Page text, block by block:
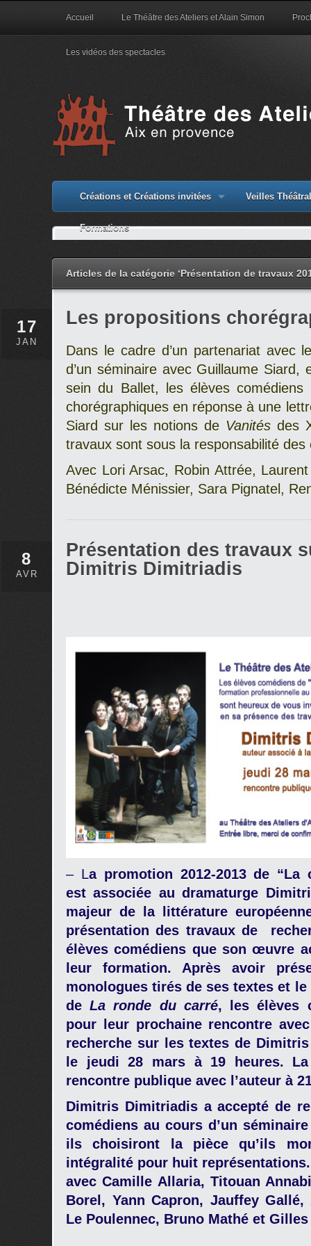
Accueil Le Théâtre des Ateliers et Alain Simon
Les vidéos des spectacles
Créations et Créations invitées Veilles
Formations
Articles de la catégorie ‘Présentation de travaux
17
JAN
Les propositions
Dans le cadre d’un partenariat avec
d’un séminaire avec Guillaume
sein du Ballet, les élèves comédiens
chorégraphiques en réponse à une
Siard sur les notions de Vanités des
travaux sont sous la responsabilité des
Avec Lori Arsac, Robin Attrée,
Bénédicte Ménissier, Sara Pignatel,
8
AVR
Présentation des travaux
Dimitris Dimitriadis
– La promotion 2012-2013 de “La
est associée au dramaturge
majeur de la littérature
présentation des travaux de
élèves comédiens que son œuvre
leur formation. Après avoir
monologues tirés de ses textes et
deLa ronde du carré, les élèves
pour leur prochaine rencontre
recherche sur les textes de
le jeudi 28 mars à 19 heures.
rencontre publique avec l’auteur à
Dimitris Dimitriadis a accepté de
comédiens au cours d’un
ils choisiront la pièce qu’ils
intégralité pour huit représentations.
avec Camille Allaria, Titouan
Borel, Yann Capron, Jauffey Gallé,
Le Poulennec, Bruno Mathé et Gilles